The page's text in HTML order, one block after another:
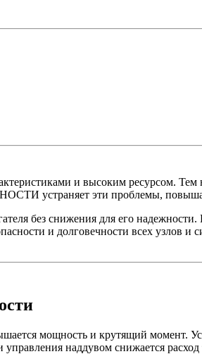
и высоким ресурсом. Тем
устраняет эти проблемы, повышая
без снижения для его
и долговечности всех узлов
мощность и крутящий момент.
наддувом снижается